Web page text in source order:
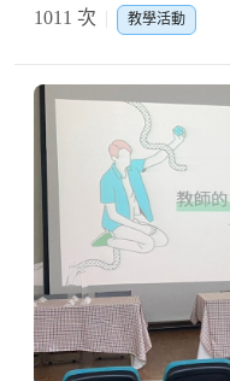
1011 次
教學活動